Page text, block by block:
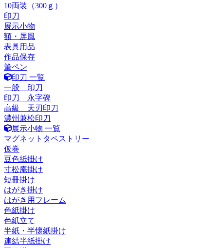
10両装（300ｇ）
印刀
展示小物
額・屏風
表具用品
作品保存
筆ペン
印刀 一覧
一般 印刀
印刀 永字碑
高級 天刃印刀
濃州兼松印刀
展示小物 一覧
マグネットタペストリー
仮巻
豆色紙掛け
寸松庵掛け
短冊掛け
はがき掛け
はがき用フレーム
色紙掛け
色紙立て
半紙・半懐紙掛け
連結半紙掛け